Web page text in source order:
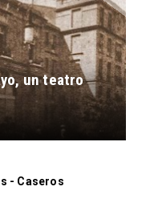
un teatro
- Caseros